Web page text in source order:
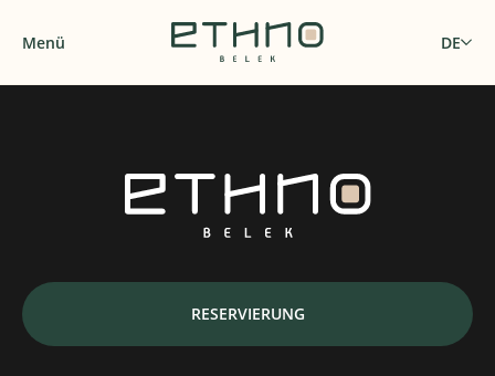
Menü DE
RESERVIERUNG